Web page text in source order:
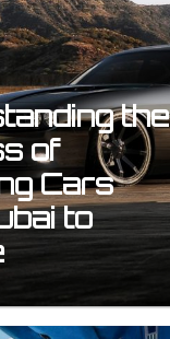
the
of
Cars
to